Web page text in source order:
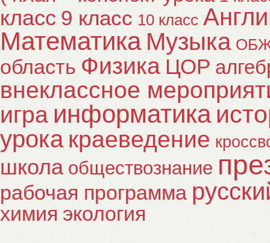
класс 9 класс 10 класс
Математика Музыка
область Физика ЦОР
внеклассное
игра информатика
урока краеведение
школа обществознание
рабочая программа
химия экология